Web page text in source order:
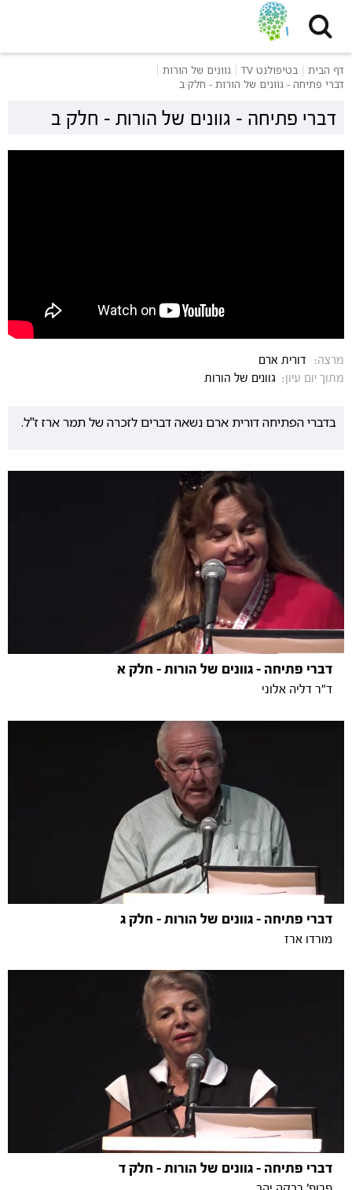
דף הבית בטיפולנט TV
גוונים של הורות
דברי פתיחה - גוונים של הורות - חלק ב
דברי פתיחה - גוונים של הורות - חלק ב
מרצה:
דורית ארם
מתוך יום עיון: גוונים של הורות
בדברי הפתיחה דורית ארם נשאה דברים לזכרה של תמר ארז ז"ל.
דברי פתיחה - גוונים של הורות - חלק א
ד"ר דליה אלוני
דברי פתיחה - גוונים של הורות - חלק ג
מורדו ארז
דברי פתיחה - גוונים של הורות - חלק ד